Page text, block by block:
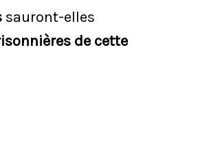
sauront-elles
de cette